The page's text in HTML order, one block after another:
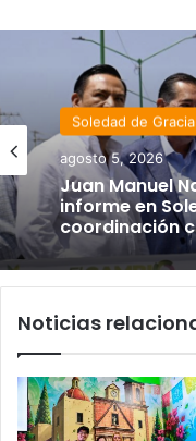
Soledad de
agosto 5, 2026
Juan Manuel
informe en
coordinación
Noticias